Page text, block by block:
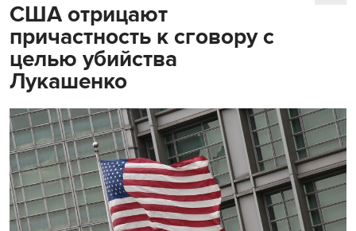
США отрицают
причастность к сговору с
целью убийства
Лукашенко